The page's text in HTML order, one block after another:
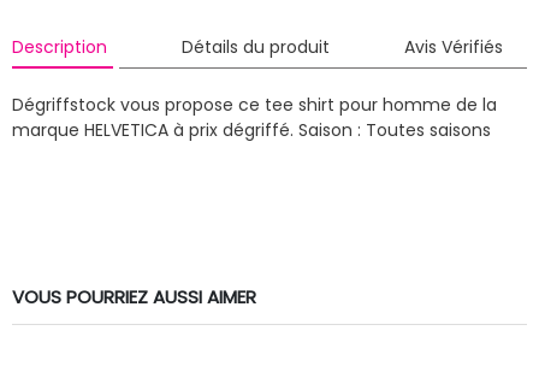
Description Détails du produit Avis Vérifiés
Dégriffstock vous propose ce tee shirt pour homme de la
marque HELVETICA à prix dégriffé. Saison : Toutes saisons
VOUS POURRIEZ AUSSI AIMER